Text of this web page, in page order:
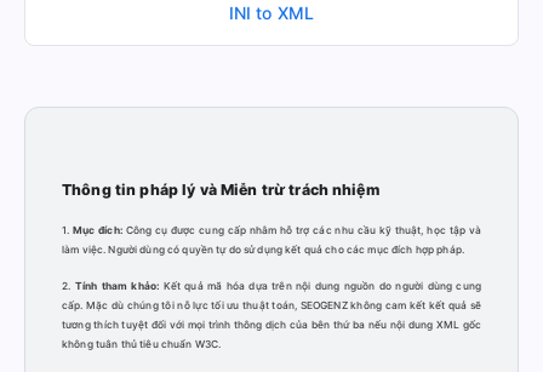
INI to XML
Thông tin pháp lý và Miễn trừ trách nhiệm
1.Mục đích:Công cụ được cung cấp nhằm hỗ trợ các nhu cầu kỹ thuật, học tập và
làm việc. Người dùng có quyền tự do sử dụng kết quả cho các mục đích hợp pháp.
2. Tính tham khảo: Kết quả mã hóa dựa trên nội dung nguồn do người dùng cung
cấp. Mặc dù chúng tôi nỗ lực tối ưu thuật toán, SEOGENZ không cam kết kết quả sẽ
tương thích tuyệt đối với mọi trình thông dịch của bên thứ ba nếu nội dung XML gốc
không tuân thủ tiêu chuẩn W3C.